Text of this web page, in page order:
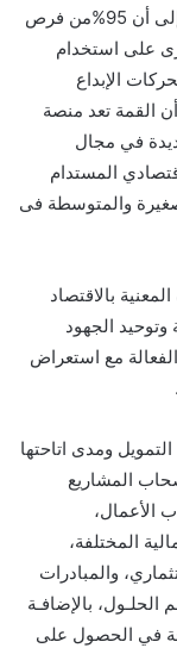
التحديات كفرص للاستثمار، والمؤشرات تشير إلى أن 95%من فرص
على استخدام
الإبداع
أن القمة تعد منصة
في مجال
المستدام
والمتوسطة فى
بالاقتصاد
وتوحيد الجهود
مع استعراض
ومدى اتاحتها
المشاريع
الأعمال،
المختلفة،
والمبادرات
الحلـول، بالإضافـة
في الحصول على